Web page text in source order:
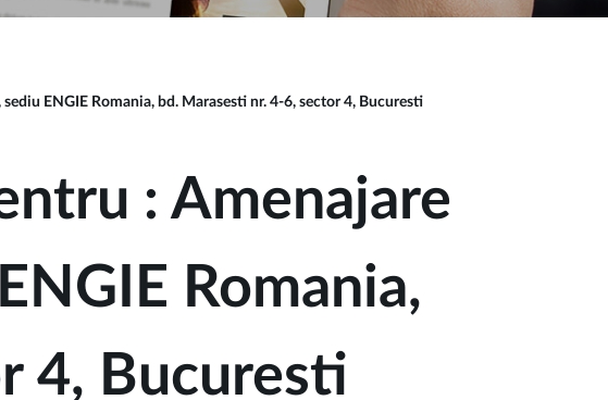
ENGIE Romania, bd. Marasesti nr. 4-6, sector 4, Bucuresti
: Amenajare
Romania,
4, Bucuresti